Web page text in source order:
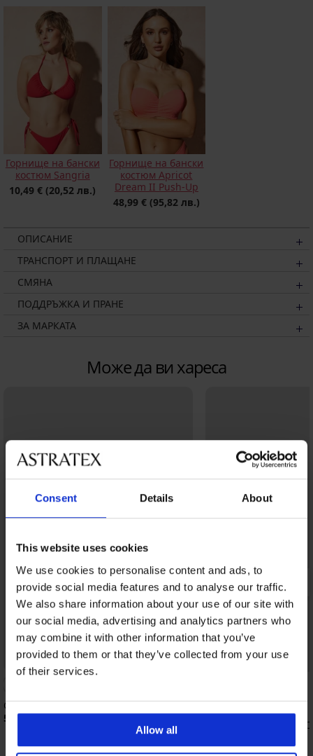
Consent Details About
This website uses cookies
We use cookies to personalise content and ads, to
provide social media features and to analyse our traffic.
We also share information about your use of our site with
our social media, advertising and analytics partners who
may combine it with other information that you’ve
provided to them or that they’ve collected from your use
of their services.
Allow all
Горнище на бански
костюм Sangria
10,49 € (20,52 лв.)
Горнище на бански
костюм Apricot
Dream II Push-Up
48,99 € (95,82 лв.)
ОПИСАНИЕ
ТРАНСПОРТ И ПЛАЩАНЕ
СМЯНА
ПОДДРЪЖКА И ПРАНЕ
ЗА МАРКАТА
Може да ви хареса
Bestseller
Сутиен Push Perfect Bardot подплатен
53,99 €(105,60 лв.)
-20% BRA20
Сутиен Maia 4D Soft
40,99 €(80,17 лв.)